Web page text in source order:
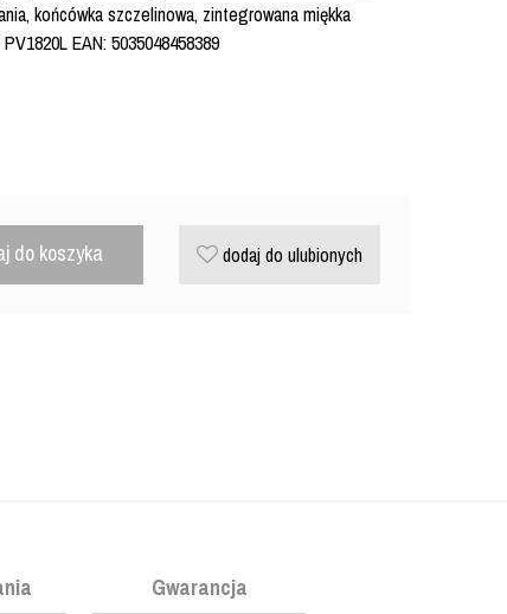
końcówka szczelinowa, zintegrowana miękka
EAN: 5035048458389
do koszyka dodaj do ulubionych
Gwarancja